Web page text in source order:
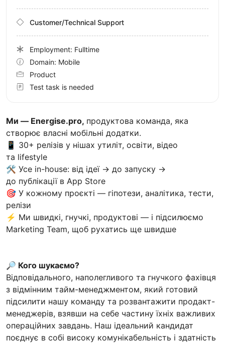
Ми — Energise.pro, продуктова команда, яка
створює власні мобільні додатки.
📱 30+ релізів у нішах утиліт, освіти, відео
та lifestyle
🛠️ Усе in-house: від ідеї → до запуску →
до публікації в App Store
🎯 У кожному проєкті — гіпотези, аналітика, тести,
релізи
⚡ Ми швидкі, гнучкі, продуктові — і підсилюємо
Marketing Team, щоб рухатись ще швидше
🔎 Кого шукаємо?
Відповідального, наполегливого та гнучкого фахівця
з відмінним тайм-менеджментом, який готовий
підсилити нашу команду та розвантажити продакт-
менеджерів, взявши на себе частину їхніх важливих
операційних завдань. Наш ідеальний кандидат
поєднує в собі високу комунікабельність і здатність
Customer/Technical Support
Employment: Fulltime
Domain: Mobile
Product
Test task is needed